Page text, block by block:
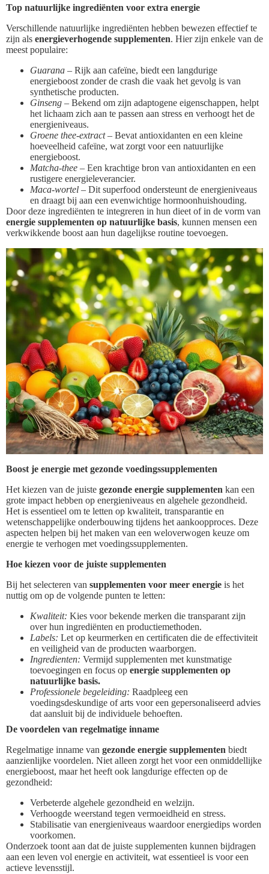
Top natuurlijke ingrediënten voor extra energie
Verschillende natuurlijke ingrediënten hebben bewezen effectief te
zijn als energieverhogende supplementen. Hier zijn enkele van de
meest populaire:
Guarana – Rijk aan cafeïne, biedt een langdurige
energieboost zonder de crash die vaak het gevolg is van
synthetische producten.
Ginseng – Bekend om zijn adaptogene eigenschappen, helpt
het lichaam zich aan te passen aan stress en verhoogt het de
energieniveaus.
Groene thee-extract– Bevat antioxidanten en een kleine
hoeveelheid cafeïne, wat zorgt voor een natuurlijke
energieboost.
Matcha-thee – Een krachtige bron van antioxidanten en een
rustigere energieleverancier.
Maca-wortel – Dit superfood ondersteunt de energieniveaus
en draagt bij aan een evenwichtige hormoonhuishouding.
Door deze ingrediënten te integreren in hun dieet of in de vorm van
energie supplementen op natuurlijke basis, kunnen mensen een
verkwikkende boost aan hun dagelijkse routine toevoegen.
Boost je energie met gezonde voedingssupplementen
Het kiezen van de juiste gezonde energie supplementen kan een
grote impact hebben op energieniveaus en algehele gezondheid.
Het is essentieel om te letten op kwaliteit, transparantie en
wetenschappelijke onderbouwing tijdens het aankoopproces. Deze
aspecten helpen bij het maken van een weloverwogen keuze om
energie te verhogen met voedingssupplementen.
Hoe kiezen voor de juiste supplementen
Bij het selecteren van supplementen voor meer energie is het
nuttig om op de volgende punten te letten:
Kwaliteit: Kies voor bekende merken die transparant zijn
over hun ingrediënten en productiemethoden.
Labels: Let op keurmerken en certificaten die de effectiviteit
en veiligheid van de producten waarborgen.
Ingredienten: Vermijd supplementen met kunstmatige
toevoegingen en focus op energie supplementen op
natuurlijke basis.
Professionele begeleiding: Raadpleeg een
voedingsdeskundige of arts voor een gepersonaliseerd advies
dat aansluit bij de individuele behoeften.
De voordelen van regelmatige inname
Regelmatige inname van gezonde energie supplementen biedt
aanzienlijke voordelen. Niet alleen zorgt het voor een onmiddellijke
energieboost, maar het heeft ook langdurige effecten op de
gezondheid:
Verbeterde algehele gezondheid en welzijn.
Verhoogde weerstand tegen vermoeidheid en stress.
Stabilisatie van energieniveaus waardoor energiedips worden
voorkomen.
Onderzoek toont aan dat de juiste supplementen kunnen bijdragen
aan een leven vol energie en activiteit, wat essentieel is voor een
actieve levensstijl.